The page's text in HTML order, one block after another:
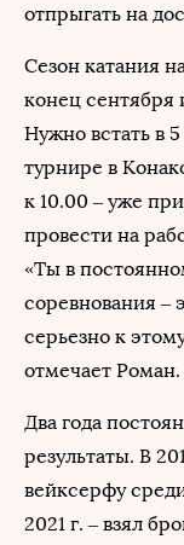
отпрыгать на
Сезон катания
конец сентября
Нужно встать в
турнире в
к 10.00 – уже
провести на
«Ты в
соревнования –
серьезно к
отмечает Роман.
Два года
результаты. В
вейксерфу
2021 г. – взял